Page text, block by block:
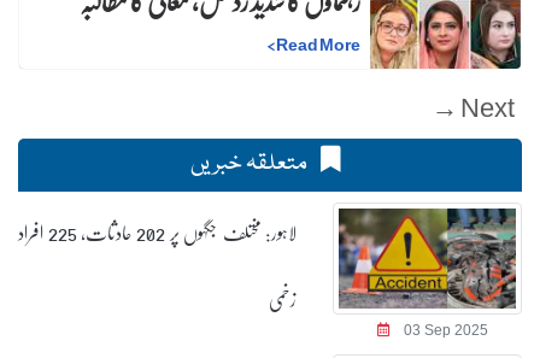
Read More
>
Next →
متعلقہ خبریں
03 Sep 2025
لاہور: مختلف جگہوں پر 202 حادثات، 225 افراد
زخمی